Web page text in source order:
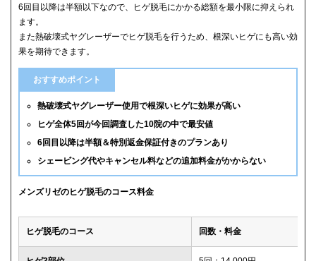
メンズリゼ 59,800円
メンズルシアクリニック 61,600円(平日5回)
65,880円(6回)
渋谷美容外科クリニック 74,800円(首あご裏除く)
ゴリラクリニック 76,800円(平日6回)
メンズエミナル 78,000円
ダビデクリニック
ウィルビークリニックブラック 88,000円
レジーナクリニックオム 132,000円
6回目以降は半額以下なので、ヒゲ脱毛にかかる総額を最小限に抑えられ
ます。
また熱破壊式ヤグレーザーでヒゲ脱毛を行うため、根深いヒゲにも高い効
果を期待できます。
おすすめポイント
熱破壊式ヤグレーザー使用で根深いヒゲに効果が高い
ヒゲ全体5回が今回調査した10院の中で最安値
6回目以降は半額＆特別返金保証付きのプランあり
シェービング代やキャンセル料などの追加料金がかからない
メンズリゼのヒゲ脱毛のコース料金
ヒゲ脱毛のコース 回数・料金